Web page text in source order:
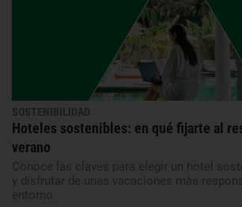
SOSTENIBILIDAD
Hoteles sostenibles: en qué fijarte al
verano
Conoce las claves para elegir un hotel
y disfrutar de unas vacaciones más
entorno